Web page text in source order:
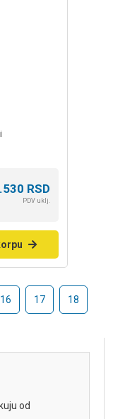
RSD
PDV uklj.
16 17 18
od